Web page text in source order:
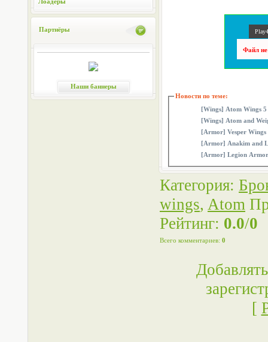
Партнёры
Наши баннеры
Файл не
Новости по теме:
[Wings] Atom Wings 5
[Wings] Atom and
[Armor] Vesper Wings
[Armor] Anakim and
[Armor] Legion
Категория:
wings, Atom
Рейтинг: 0.0/0
Всего комментариев: 0
[